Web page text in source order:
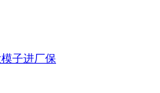
子进厂保